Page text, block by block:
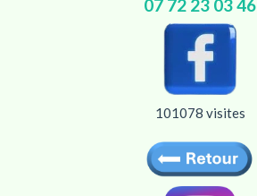
07 72 23 0346
101078 visites